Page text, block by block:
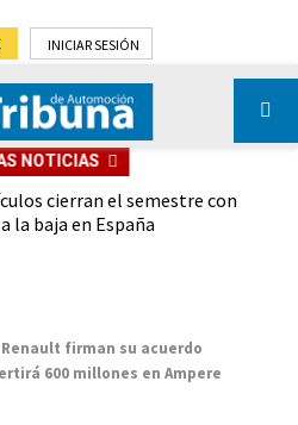
INICIAR SESIÓN
NOTICIAS
cierran el semestre con
la baja en España
Renault firman su acuerdo
600 millones en Ampere